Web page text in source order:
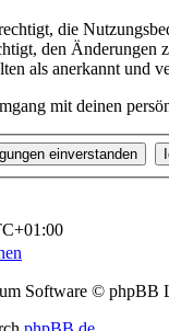
die
den Änderungen
als anerkannt und
mit deinen
Software © phpBB